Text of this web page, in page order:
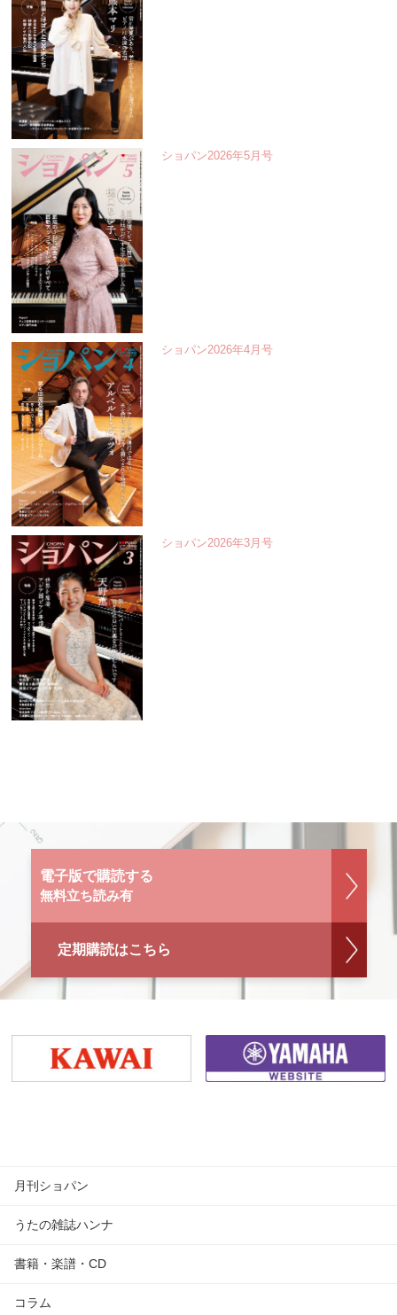
ショパン2026年5月号
ショパン2026年4月号
ショパン2026年3月号
電子版で購読する
無料立ち読み有
定期購読はこちら
月刊ショパン
うたの雑誌ハンナ
書籍・楽譜・CD
コラム